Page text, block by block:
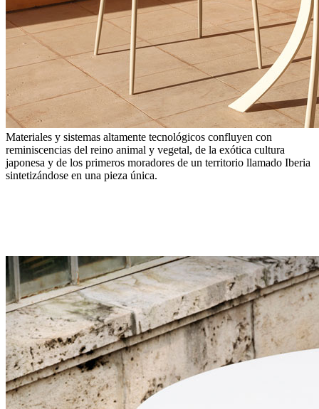
Materiales y sistemas altamente tecnológicos confluyen con
reminiscencias del reino animal y vegetal, de la exótica cultura
japonesa y de los primeros moradores de un territorio llamado Iberia
sintetizándose en una pieza única.